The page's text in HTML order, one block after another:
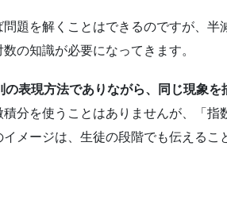
題を解くことはできるのですが、半
の知識が必要になってきます。
の表現方法でありながら、同じ現象を
分を使うことはありませんが、「指
メージは、生徒の段階でも伝えるこ